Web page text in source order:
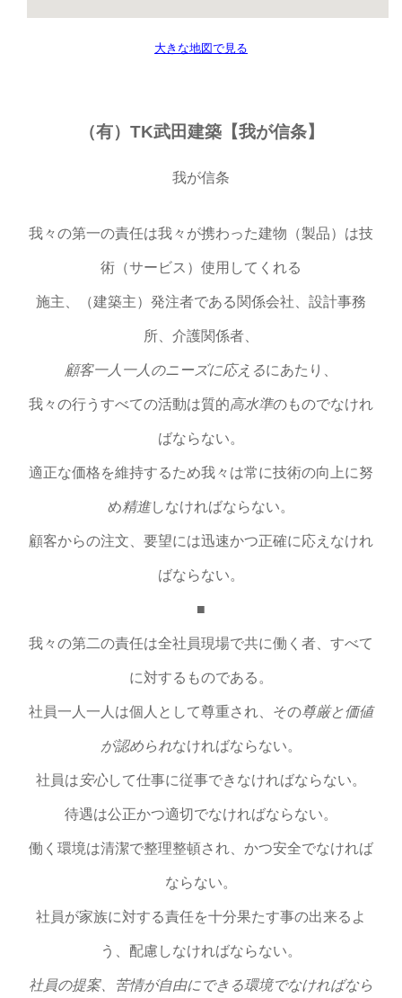
大きな地図で見る
（有）TK武田建築【我が信条】
我が信条
我々の第一の責任は我々が携わった建物（製品）は技
術（サービス）使用してくれる
施主、（建築主）発注者である関係会社、設計事務
所、介護関係者、
顧客一人一人のニーズに応えるにあたり、
我々の行うすべての活動は質的高水準のものでなけれ
ばならない。
適正な価格を維持するため我々は常に技術の向上に努
め精進しなければならない。
顧客からの注文、要望には迅速かつ正確に応えなけれ
ばならない。
■
我々の第二の責任は全社員現場で共に働く者、すべて
に対するものである。
社員一人一人は個人として尊重され、その尊厳と価値
が認められなければならない。
社員は安心して仕事に従事できなければならない。
待遇は公正かつ適切でなければならない。
働く環境は清潔で整理整頓され、かつ安全でなければ
ならない。
社員が家族に対する責任を十分果たす事の出来るよ
う、配慮しなければならない。
社員の提案、苦情が自由にできる環境でなければなら